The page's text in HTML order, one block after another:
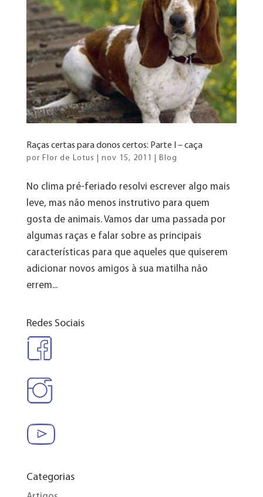
Raças certas para donos certos: Parte I – caça
por Flor de Lotus nov 15, 2011 Blog
No clima pré-feriado resolvi escrever algo mais
leve, mas não menos instrutivo para quem
gosta de animais. Vamos dar uma passada por
algumas raças e falar sobre as principais
características para que aqueles que quiserem
adicionar novos amigos à sua matilha não
errem...
Redes Sociais
Categorias